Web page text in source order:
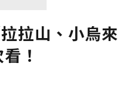
拉山、小烏來
！